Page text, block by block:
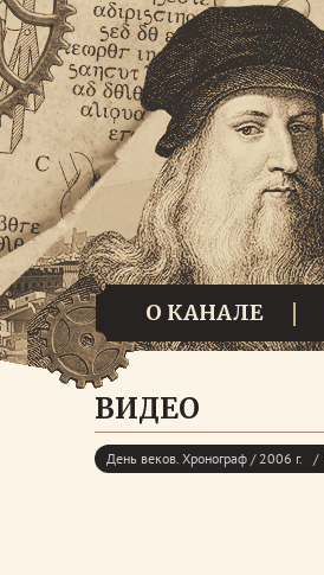
О КАНАЛЕ
ВИДЕО
День веков. Хронограф / 2006 г.